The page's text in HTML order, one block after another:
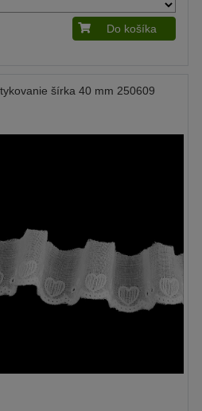
Do košíka
šírka 40 mm 250609